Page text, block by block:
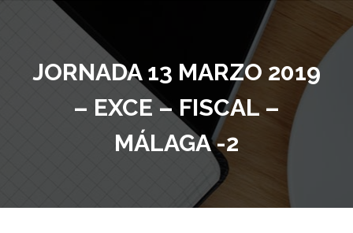
JORNADA 13 MARZO 2019
– EXCE – FISCAL –
MÁLAGA -2